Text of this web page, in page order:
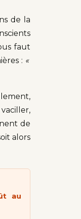
de la
faut
: «
de
alors
au